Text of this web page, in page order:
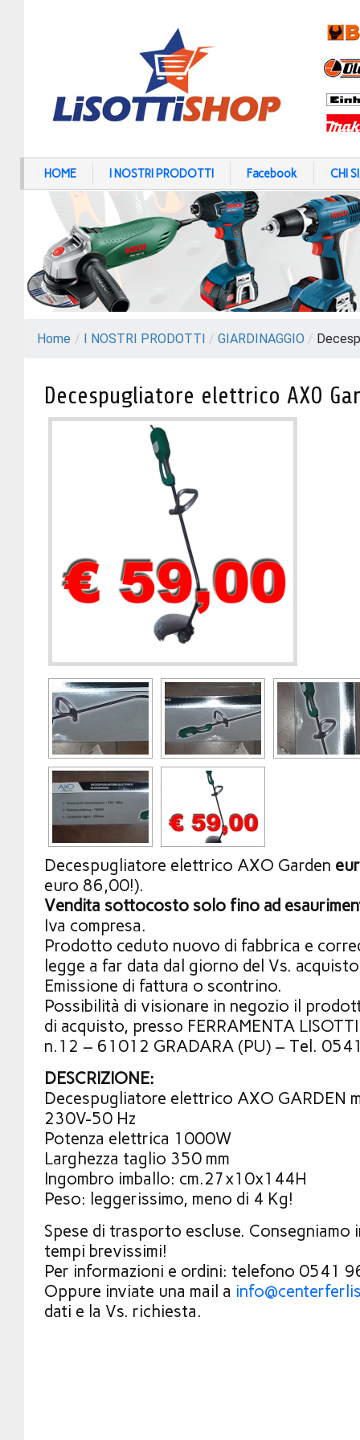
HOME I NOSTRI PRODOTTI Facebook CHI
Home / I NOSTRI PRODOTTI / GIARDINAGGIO /
Decespugliatore elettrico AXO
Decespugliatore elettrico AXO Garden
euro 86,00!).
Vendita sottocosto solo fino ad
Iva compresa.
Prodotto ceduto nuovo di fabbrica e
legge a far data dal giorno del Vs.
Emissione di fattura o scontrino.
Possibilità di visionare in negozio il
di acquisto, presso FERRAMENTA
n.12 – 61012 GRADARA (PU) – Tel.
DESCRIZIONE:
Decespugliatore elettrico AXO GARDEN
230V-50 Hz
Potenza elettrica 1000W
Larghezza taglio 350 mm
Ingombro imballo: cm.27x10x144H
Peso: leggerissimo, meno di 4 Kg!
Spese di trasporto escluse. Consegniamo
tempi brevissimi!
Per informazioni e ordini: telefono 0541
Oppure inviate una mail a
dati e la Vs. richiesta.